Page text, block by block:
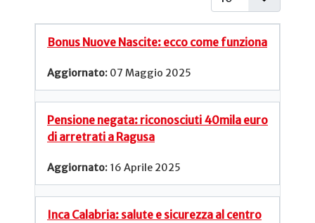
Bonus Nuove Nascite: ecco come funziona
07 Maggio 2025
Pensione negata: riconosciuti 40mila euro
di arretrati a Ragusa
16 Aprile 2025
Inca Calabria: salute e sicurezza al centro